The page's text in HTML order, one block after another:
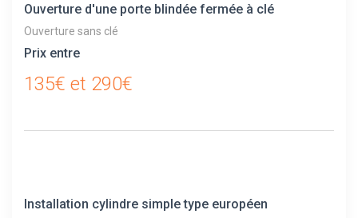
Ouverture d'une porte blindée fermée à clé
Ouverture sans clé
Prix entre
135€ et 290€
Installation cylindre simple type européen